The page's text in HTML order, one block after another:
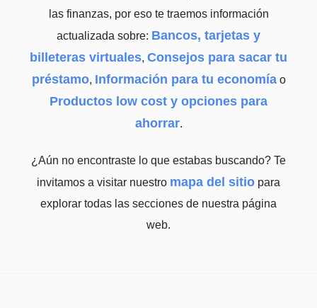
las finanzas, por eso te traemos información
actualizada sobre: Bancos, tarjetas y
billeteras virtuales, Consejos para sacar tu
préstamo, Información para tu economíao
Productos low cost y opciones para
ahorrar.
¿Aún no encontraste lo que estabas buscando? Te
invitamos a visitar nuestro mapa del sitio para
explorar todas las secciones de nuestra página
web.